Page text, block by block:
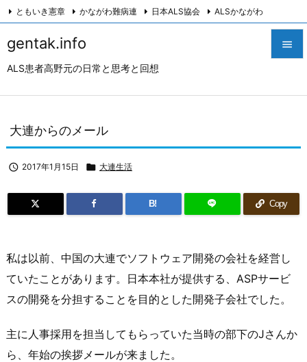
gentak.info
ALS患者高野元の日常と思考と回想


次へ

ともいき憲章 かながわ難病連 日本ALS協会 ALSかながわ
大連からのメール
 2017年1月15日  大連生活
B! Copy
私は以前、中国の大連でソフトウェア開発の会社を経営し
ていたことがあります。日本本社が提供する、ASPサービ
スの開発を分担することを目的とした開発子会社でした。
主に人事採用を担当してもらっていた当時の部下のJさんか
ら、年始の挨拶メールが来ました。